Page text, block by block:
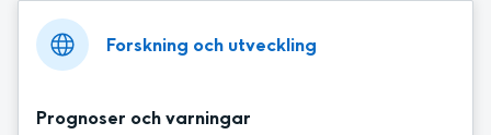
Forskning och utveckling
Prognoser och varningar